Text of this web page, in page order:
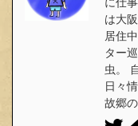
は大
居住
ター
虫。
日々
故郷